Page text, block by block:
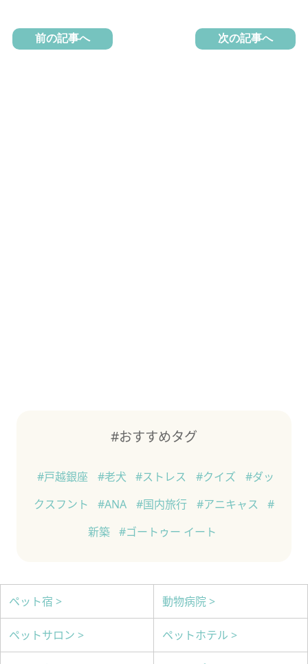
前の記事へ 次の記事へ
#おすすめタグ
#戸越銀座 #老犬 #ストレス #クイズ
#ダッ
クスフント
#ANA #国内旅行 #アニキャス
#
新築
#ゴートゥー イート
ペット宿 > 動物病院 >
ペットサロン > ペットホテル >